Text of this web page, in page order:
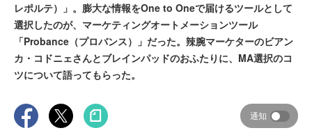
レポルテ）」。膨大な情報をOne to Oneで届けるツールとして
選択したのが、マーケティングオートメーションツール
「Probance（プロバンス）」だった。辣腕マーケターのビアン
カ・コドニェさんとブレインパッドのおふたりに、MA選択のコ
ツについて語ってもらった。
通知